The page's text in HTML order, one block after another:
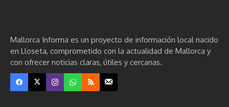
Mallorca Informa es un proyecto de información local nacido
en Lloseta, comprometido con la actualidad de Mallorca y
con ofrecer noticias claras, útiles y cercanas.